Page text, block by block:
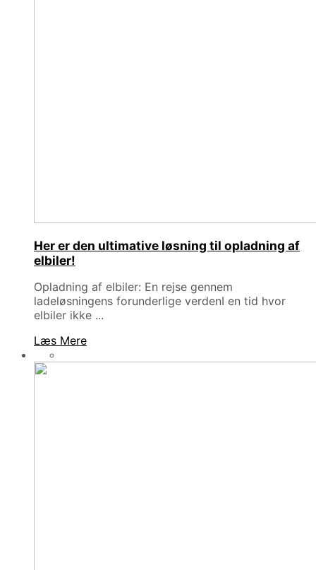
Her er den ultimative løsning til opladning af
elbiler!
Opladning af elbiler: En rejse gennem
ladeløsningens forunderlige verdenI en tid hvor
elbiler ikke ...
Læs Mere